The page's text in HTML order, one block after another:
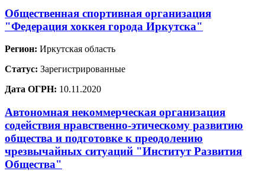
Общественная спортивная организация
"Федерация хоккея города Иркутска"
Регион: Иркутская область
Статус: Зарегистрированные
Дата ОГРН: 10.11.2020
Автономная некоммерческая организация
содействия нравственно-этическому развитию
общества и подготовке к преодолению
чрезвычайных ситуаций "Институт Развития
Общества"